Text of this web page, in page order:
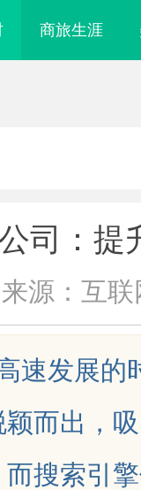
商旅生涯
司：提
来源：互联
速发展的
而出，
搜索引